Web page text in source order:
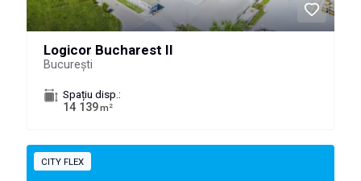
Logicor Bucharest II
București
Spațiu disp.:
14 139m 2
CITY FLEX